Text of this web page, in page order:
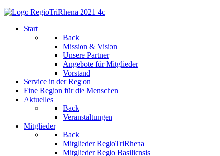
Start
Back
Mission & Vision
Unsere Partner
Angebote für Mitglieder
Vorstand
Service in der Region
Eine Region für die Menschen
Aktuelles
Back
Veranstaltungen
Mitglieder
Back
Mitglieder RegioTriRhena
Mitglieder Regio Basiliensis